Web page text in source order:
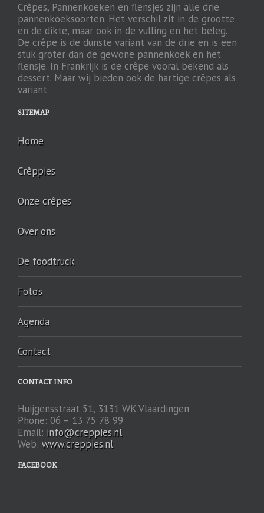
Crêpes, Pannenkoeken en flensjes zijn alle drie
pannenkoeksoorten. Het verschil zit in de grootte
en de dikte, maar ook in de vulling en het beleg.
De crêpe is de dunste variant van de drie en is een
stuk groter dan de gewone pannenkoek en het
flensje. In Frankrijk is de crêpe vooral bekend als
dessert. Maar wij bieden ook de hartige crêpes als
variant
SITEMAP
Home
Crêppies
Onze crêpes
Over ons
De foodtruck
Foto’s
Agenda
Contact
CONTACT INFO
Huijgensstraat 51, 3131 WK Vlaardingen
Phone: 06 – 13 75 78 99
Email: info@creppies.nl
Web: www.creppies.nl
FACEBOOK